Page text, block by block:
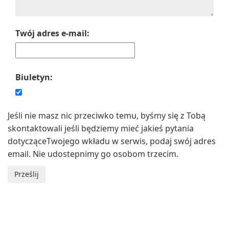
Twój adres e-mail:
Biuletyn:
Jeśli nie masz nic przeciwko temu, byśmy się z Tobą
skontaktowali jeśli będziemy mieć jakieś pytania
dotycząceTwojego wkładu w serwis, podaj swój adres
email. Nie udostepnimy go osobom trzecim.